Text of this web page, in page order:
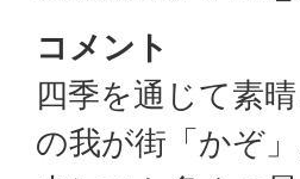
コメント
四季を通じて素
の我が街「かぞ」